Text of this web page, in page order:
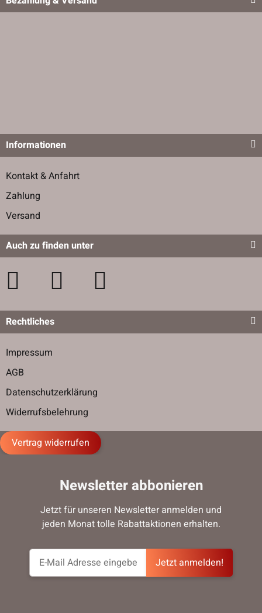
Informationen
Kontakt & Anfahrt
Zahlung
Versand
Auch zu finden unter
Rechtliches
Impressum
AGB
Datenschutzerklärung
Widerrufsbelehrung
Vertrag widerrufen
Newsletter abbonieren
Jetzt anmelden!
Jetzt für unseren Newsletter anmelden und
jeden Monat tolle Rabattaktionen erhalten.